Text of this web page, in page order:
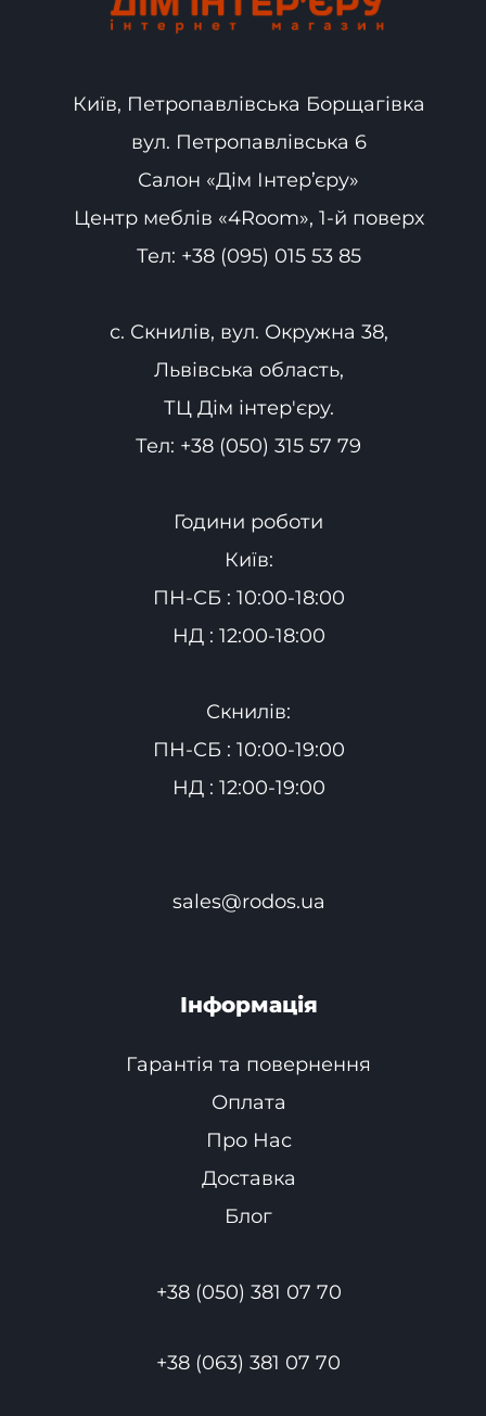
Київ, Петропавлівська Борщагівка
вул. Петропавлівська 6
Салон «Дім Інтер’єру»
Центр меблів «4Room», 1-й поверх
Тел: +38 (095) 015 53 85
с. Скнилів, вул. Окружна 38,
Львівська область,
ТЦ Дім інтер'єру.
Тел: +38 (050) 315 57 79
Години роботи
Київ:
ПН-СБ : 10:00-18:00
НД : 12:00-18:00
Скнилів:
ПН-СБ : 10:00-19:00
НД : 12:00-19:00
sales@rodos.ua
Інформація
Гарантія та повернення
Оплата
Про Нас
Доставка
Блог
+38 (050) 381 07 70
+38 (063) 381 07 70